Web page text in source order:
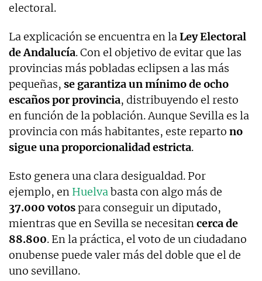
electoral.
La explicación se encuentra en laLey Electoral
de Andalucía. Con el objetivo de evitar que las
provincias más pobladas eclipsen a las más
pequeñas, se garantiza un mínimo de ocho
escaños por provincia, distribuyendo el resto
en función de la población. Aunque Sevilla es la
provincia con más habitantes, este reparto no
sigue una proporcionalidad estricta.
Esto genera una clara desigualdad. Por
ejemplo, en Huelvabasta con algo más de
37.000 votospara conseguir un diputado,
mientras que en Sevilla se necesitancerca de
88.800. En la práctica, el voto de un ciudadano
onubense puede valer más del doble que el de
uno sevillano.